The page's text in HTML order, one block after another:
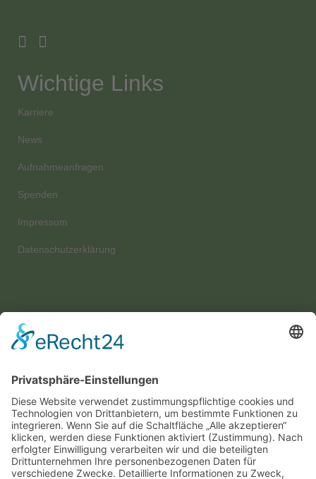
Wichtige Links
Karriere
News
Aufnahmeanfragen
Spenden
Impressum
Datenschutzerklärung
Wir benötigen Ihre Zustimmung, um
um Karteninhalte einzubetten. Dieser Service
kann Daten zu Ihren Aktivitäten sammeln. Bitte
lesen Sie die Details durch und stimmen Sie der
Nutzung des Service zu, um diese Karte